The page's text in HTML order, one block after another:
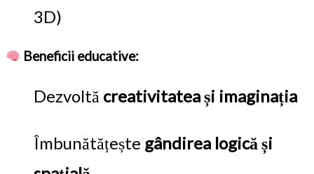
3D)
Beneficii educative:
Dezvoltă creativitatea și imaginația
Îmbunătățește gândirea logică și